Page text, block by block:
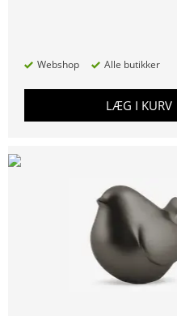
Webshop Alle butikker
LÆG I KURV